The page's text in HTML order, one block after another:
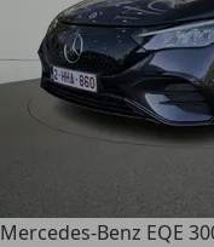
Mercedes-Benz EQE